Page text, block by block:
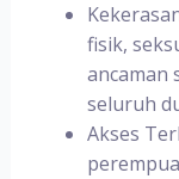
fisik,
ancaman
seluruh
Akses